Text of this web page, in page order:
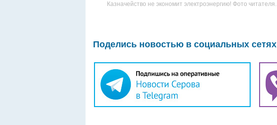
Казначейство не экономит электроэнергию! Фото читателя.
Поделись новостью в социальных сетях